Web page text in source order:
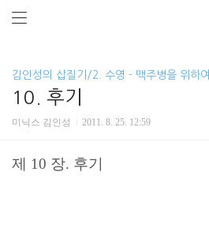
김인성의 삽질기/2. 수영 - 맥주병을 위하여
10. 후기
미닉스 김인성 2011. 8. 25. 12:59
제 10 장. 후기